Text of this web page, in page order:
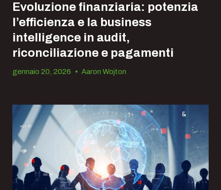
Evoluzione finanziaria: potenzia
l’efficienza e la business
intelligence in audit,
riconciliazione e pagamenti
gennaio 20, 2026 • Aaron Wojton